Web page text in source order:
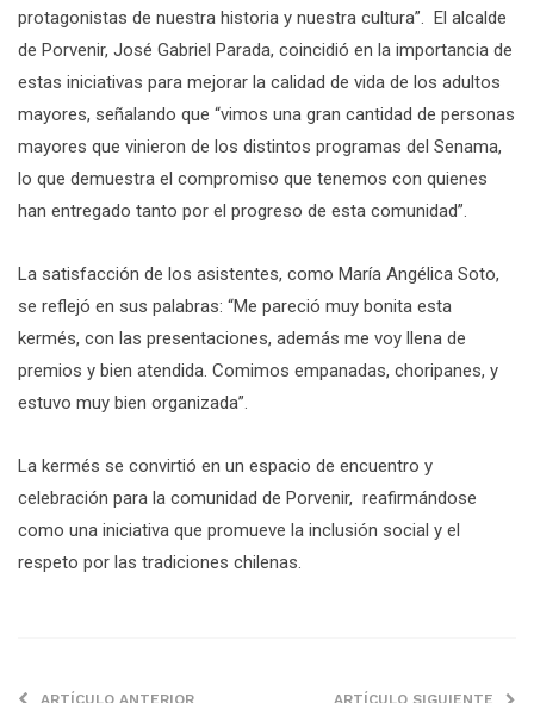
protagonistas de nuestra historia y nuestra cultura”. El alcalde
de Porvenir, José Gabriel Parada, coincidió en la importancia de
estas iniciativas para mejorar la calidad de vida de los adultos
mayores, señalando que “vimos una gran cantidad de personas
mayores que vinieron de los distintos programas del Senama,
lo que demuestra el compromiso que tenemos con quienes
han entregado tanto por el progreso de esta comunidad”.
La satisfacción de los asistentes, como María Angélica Soto,
se reflejó en sus palabras: “Me pareció muy bonita esta
kermés, con las presentaciones, además me voy llena de
premios y bien atendida. Comimos empanadas, choripanes, y
estuvo muy bien organizada”.
La kermés se convirtió en un espacio de encuentro y
celebración para la comunidad de Porvenir, reafirmándose
como una iniciativa que promueve la inclusión social y el
respeto por las tradiciones chilenas.